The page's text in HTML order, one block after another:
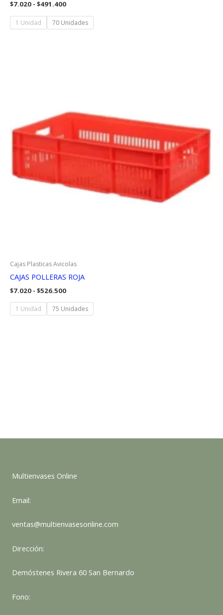
$7.020 - $491.400Rango
precios:
desde
1 Unidad 70 Unidades
Cajas Plasticas Avicolas
CAJAS POLLERAS ROJA
$7.020 - $526.500Rango
precios:
desde
1 Unidad 75 Unidades
Multienvases Online
Email:
ventas@multienvasesonline.com
Dirección:
Demóstenes Rivera 60 San Bernardo
Fono: